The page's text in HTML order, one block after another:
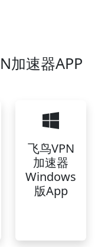
加速器APP
飞鸟VPN
加速器
Windows
版App